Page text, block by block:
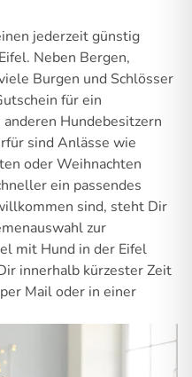
jederzeit günstig
Neben Bergen,
Burgen und Schlösser
für ein
Hundebesitzern
sind Anlässe wie
oder Weihnachten
ein passendes
sind, steht Dir
zur
mit Hund in der Eifel
innerhalb kürzester Zeit
Mail oder in einer